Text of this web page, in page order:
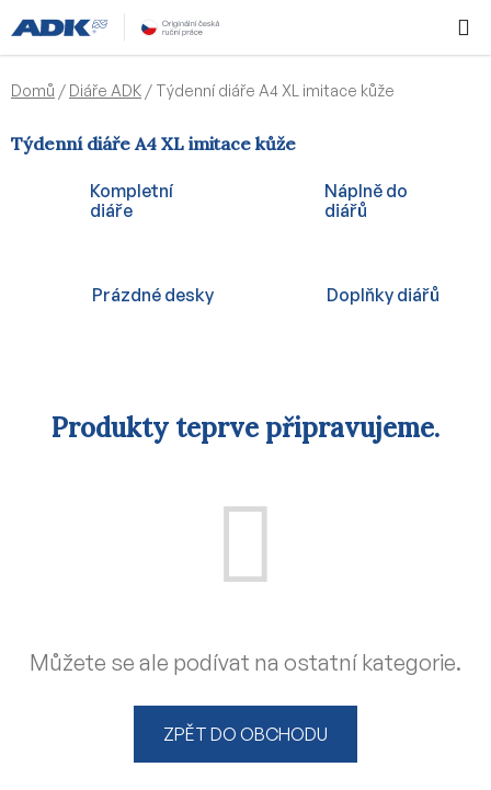
na
obsah
KOŠÍK
Domů / Diáře ADK / Týdenní diáře A4 XL imitace kůže
Týdenní diáře A4 XL imitace kůže
Kompletní
diáře
Náplně do
diářů
Prázdné desky Doplňky diářů
Produkty teprve připravujeme.
Můžete se ale podívat na ostatní kategorie.
ZPĚT DO OBCHODU